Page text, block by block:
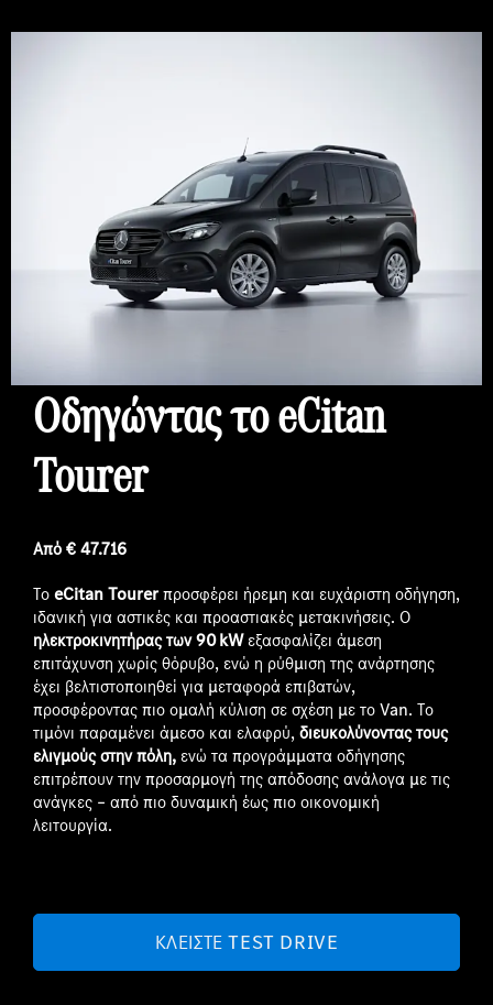
Οδηγώντας τοeCitan
Tourer
Από € 47.716
ΤοeCitan Tourerπροσφέρει ήρεμη και ευχάριστη οδήγηση,
ιδανική για αστικές και προαστιακές μετακινήσεις. Ο
ηλεκτροκινητήρας των 90 kWεξασφαλίζει άμεση
επιτάχυνση χωρίς θόρυβο, ενώ η ρύθμιση της ανάρτησης
έχει βελτιστοποιηθεί για μεταφορά επιβατών,
προσφέροντας πιο ομαλή κύλιση σε σχέση με το Van. Το
τιμόνι παραμένει άμεσο και ελαφρύ,διευκολύνοντας τους
ελιγμούς στην πόλη,ενώ τα προγράμματα οδήγησης
επιτρέπουν την προσαρμογή της απόδοσης ανάλογα με τις
ανάγκες – από πιο δυναμική έως πιο οικονομική
λειτουργία.
ΚΛΕΊΣΤΕ TEST DRIVE